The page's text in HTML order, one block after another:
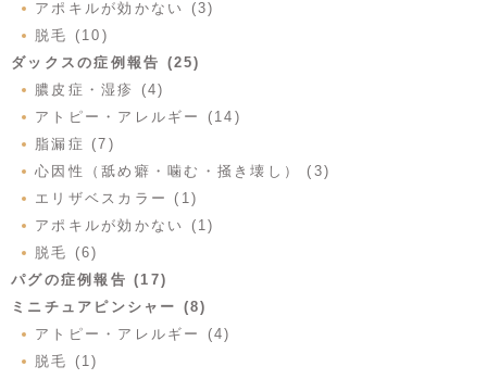
アポキルが効かない (3)
脱毛 (10)
ダックスの症例報告 (25)
膿皮症・湿疹 (4)
アトピー・アレルギー (14)
脂漏症 (7)
心因性（舐め癖・噛む・掻き壊し） (3)
エリザベスカラー (1)
アポキルが効かない (1)
脱毛 (6)
パグの症例報告 (17)
ミニチュアピンシャー (8)
アトピー・アレルギー (4)
脱毛 (1)